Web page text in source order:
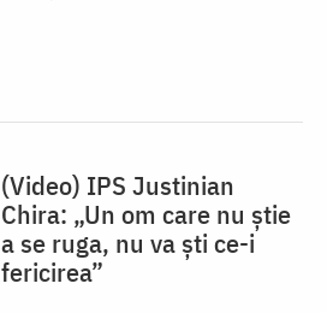
(Video) IPS Justinian
Chira: „Un om care nu ştie
a se ruga, nu va şti ce-i
fericirea”